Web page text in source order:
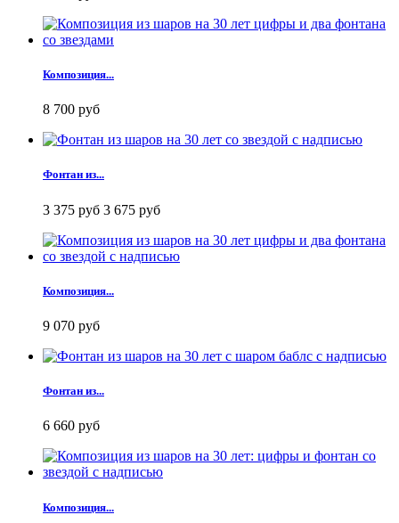
Композиция...
8 700 руб
Фонтан из...
3 375 руб 3 675 руб
Композиция...
9 070 руб
Фонтан из...
6 660 руб
Композиция...